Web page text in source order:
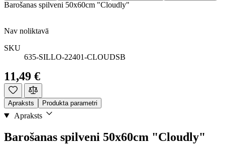
Barošanas spilveni 50x60cm "Cloudly"
Nav noliktavā
SKU
635-SILLO-22401-CLOUDSB
11,49 €
Apraksts Produkta parametri
Apraksts
Barošanas spilveni 50x60cm "Cloudly"